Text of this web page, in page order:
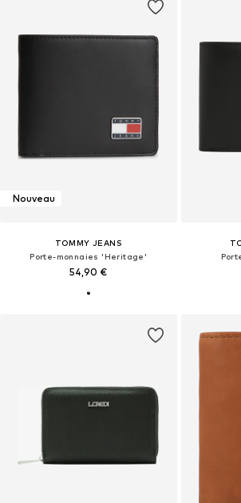
Nouveau
TOMMY JEANS
Porte-monnaies 'Heritage'
54,90 €